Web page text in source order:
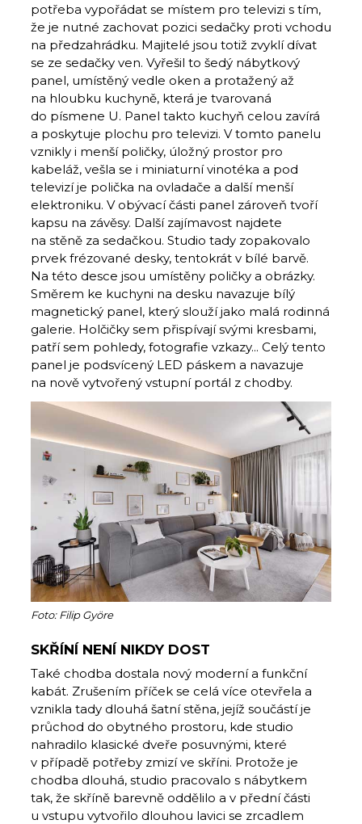
potřeba vypořádat se místem pro televizi s tím,
že je nutné zachovat pozici sedačky proti vchodu
na předzahrádku. Majitelé jsou totiž zvyklí dívat
se ze sedačky ven. Vyřešil to šedý nábytkový
panel, umístěný vedle oken a protažený až
na hloubku kuchyně, která je tvarovaná
do písmene U. Panel takto kuchyň celou zavírá
a poskytuje plochu pro televizi. V tomto panelu
vznikly i menší poličky, úložný prostor pro
kabeláž, vešla se i miniaturní vinotéka a pod
televizí je polička na ovladače a další menší
elektroniku. V obývací části panel zároveň tvoří
kapsu na závěsy. Další zajímavost najdete
na stěně za sedačkou. Studio tady zopakovalo
prvek frézované desky, tentokrát v bílé barvě.
Na této desce jsou umístěny poličky a obrázky.
Směrem ke kuchyni na desku navazuje bílý
magnetický panel, který slouží jako malá rodinná
galerie. Holčičky sem přispívají svými kresbami,
patří sem pohledy, fotografie vzkazy... Celý tento
panel je podsvícený LED páskem a navazuje
na nově vytvořený vstupní portál z chodby.
Foto: Filip Györe
SKŘÍNÍ NENÍ NIKDY DOST
Také chodba dostala nový moderní a funkční
kabát. Zrušením příček se celá více otevřela a
vznikla tady dlouhá šatní stěna, jejíž součástí je
průchod do obytného prostoru, kde studio
nahradilo klasické dveře posuvnými, které
v případě potřeby zmizí ve skříni. Protože je
chodba dlouhá, studio pracovalo s nábytkem
tak, že skříně barevně oddělilo a v přední části
u vstupu vytvořilo dlouhou lavici se zrcadlem